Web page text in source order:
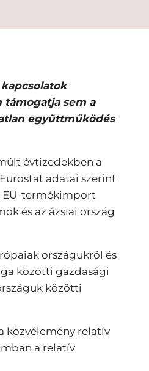
támogatja sem a
együttműködés
évtizedekben a
adatai szerint
EU-termékimport
és az ázsiai ország
országukról és
közötti gazdasági
közötti
közvélemény relatív
a relatív